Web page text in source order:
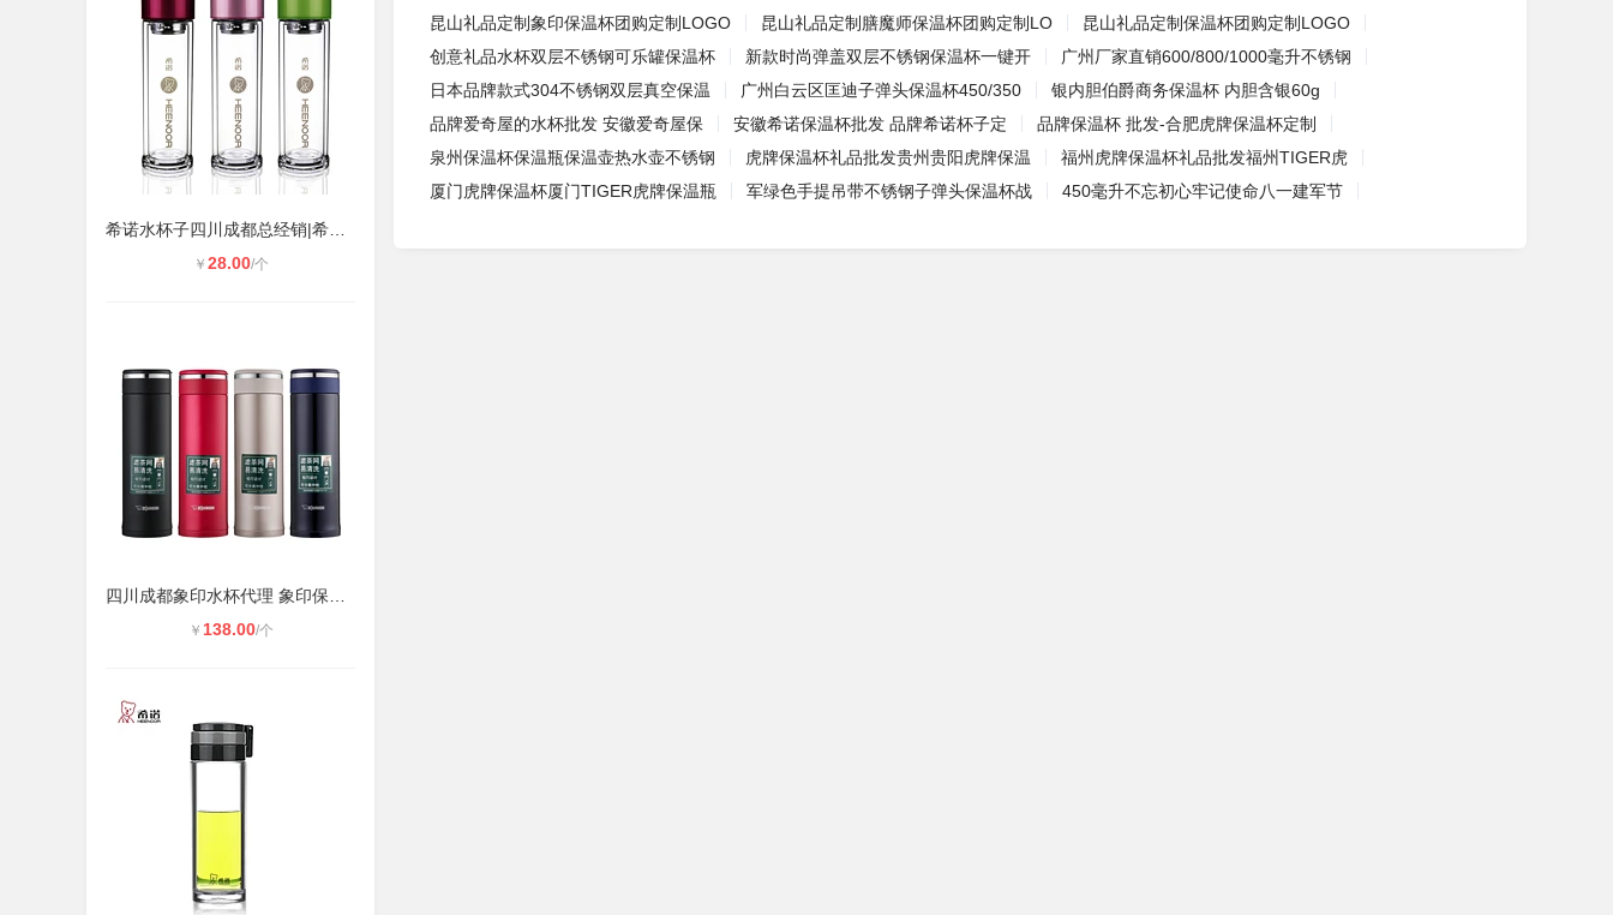
￥ 28.00/个
￥ 138.00/个
昆山礼品定制象印保温杯团购定制LOGO
昆山礼品定制膳魔师保温杯团购定制LO
昆山礼品定制保温杯团购定制LOGO
创意礼品水杯双层不锈钢可乐罐保温杯
新款时尚弹盖双层不锈钢保温杯一键开
广州厂家直销600/800/1000毫升不锈钢
日本品牌款式304不锈钢双层真空保温
广州白云区匡迪子弹头保温杯450/350
银内胆伯爵商务保温杯 内胆含银60g
品牌爱奇屋的水杯批发 安徽爱奇屋保
安徽希诺保温杯批发 品牌希诺杯子定
品牌保温杯 批发-合肥虎牌保温杯定制
泉州保温杯保温瓶保温壶热水壶不锈钢
虎牌保温杯礼品批发贵州贵阳虎牌保温
福州虎牌保温杯礼品批发福州TIGER虎
厦门虎牌保温杯厦门TIGER虎牌保温瓶
军绿色手提吊带不锈钢子弹头保温杯战 450毫升不忘初心牢记使命八一建军节